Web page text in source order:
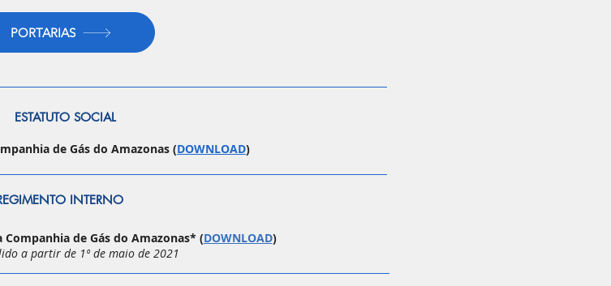
PORTARIAS
ESTATUTO SOCIAL
de Gás do Amazonas (DOWNLOAD)
INTERNO
de Gás do Amazonas* (DOWNLOAD)
a partir de 1º de maio de 2021